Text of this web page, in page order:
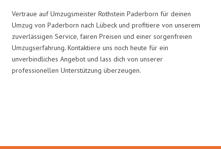
Vertraue auf Umzugsmeister Rothstein Paderborn für deinen
Umzug von Paderborn nach Lübeck und profitiere von unserem
zuverlässigen Service, fairen Preisen und einer sorgenfreien
Umzugserfahrung. Kontaktiere uns noch heute für ein
unverbindliches Angebot und lass dich von unserer
professionellen Unterstützung überzeugen.